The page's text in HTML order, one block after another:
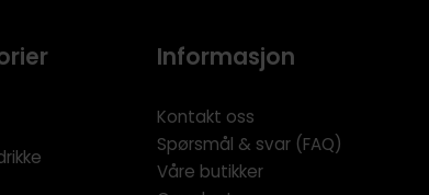
Informasjon
Kontakt oss
Spørsmål & svar (FAQ)
Våre butikker